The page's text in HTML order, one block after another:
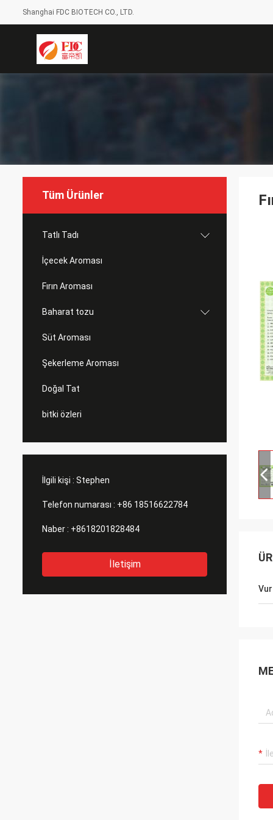
Shanghai FDC BIOTECH CO., LTD.
Tüm Ürünler
Tatlı Tadı
İçecek Aroması
Fırın Aroması
Baharat tozu
Süt Aroması
Şekerleme Aroması
Doğal Tat
bitki özleri
İlgili kişi : Stephen
Telefon numarası : +86 18516622784
Naber : +8618201828484
İletişim